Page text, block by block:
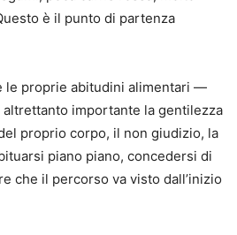
è il punto di partenza
le proprie abitudini alimentari —
importante la gentilezza
proprio corpo, il non giudizio, la
piano piano, concedersi di
che il percorso va visto dall’inizio